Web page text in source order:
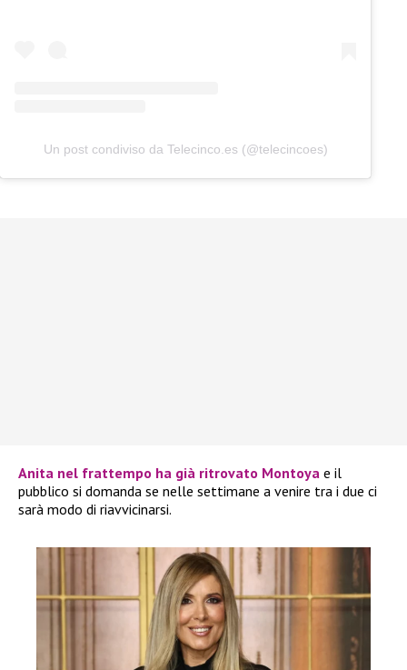
Un post condiviso da Telecinco.es (@telecincoes)
Anita nel frattempo ha già ritrovato Montoya e il
pubblico si domanda se nelle settimane a venire tra i due ci
sarà modo di riavvicinarsi.